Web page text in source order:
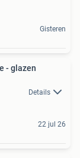
Gisteren
- glazen
Details
22 jul 26